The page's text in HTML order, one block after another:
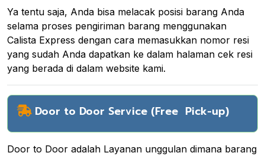
Ya tentu saja, Anda bisa melacak posisi barang Anda
selama proses pengiriman barang menggunakan
Calista Express dengan cara memasukkan nomor resi
yang sudah Anda dapatkan ke dalam halaman cek resi
yang berada di dalam website kami.
Door to Door Service (Free Pick-up)
Door to Door adalah Layanan unggulan dimana barang